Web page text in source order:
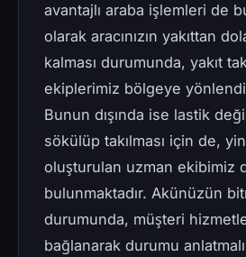
avantajlı araba işlemleri de
olarak aracınızın yakıttan
kalması durumunda, yakıt
ekiplerimiz bölgeye
Bunun dışında ise lastik
sökülüp takılması için de,
oluşturulan uzman ekibimiz
bulunmaktadır. Akünüzün
durumunda, müşteri
bağlanarak durumu